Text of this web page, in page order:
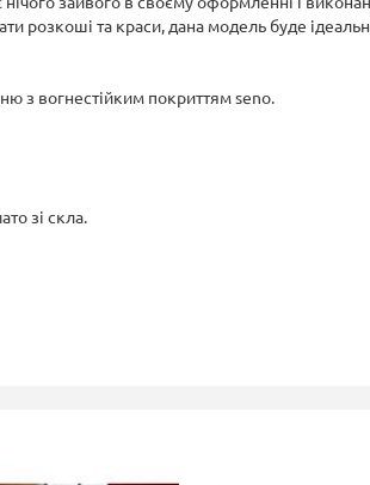
розкоші та краси, дана модель буде
з вогнестійким покриттям seno.
зі скла.